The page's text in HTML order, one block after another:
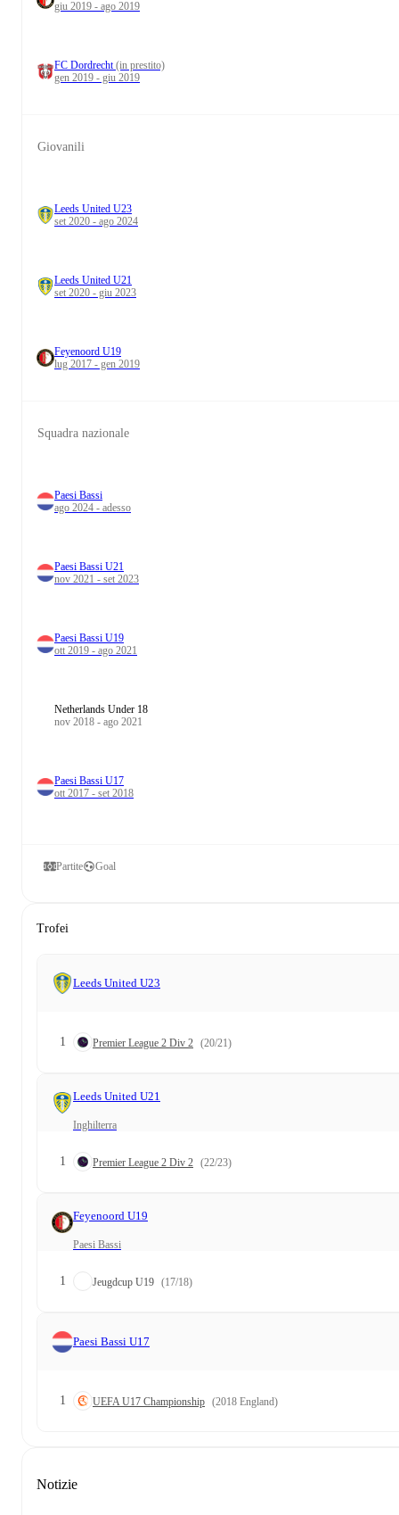
giu 2019 - ago 2019
FC Dordrecht(in prestito)
gen 2019 - giu 2019
Giovanili
Leeds United U23
set 2020 - ago 2024
Leeds United U21
set 2020 - giu 2023
Feyenoord U19
lug 2017 - gen 2019
Squadra nazionale
Paesi Bassi
ago 2024 - adesso
Paesi Bassi U21
nov 2021 - set 2023
Paesi Bassi U19
ott 2019 - ago 2021
Netherlands Under 18
nov 2018 - ago 2021
Paesi Bassi U17
ott 2017 - set 2018
Partite Goal
Trofei
Leeds United U23
1 Premier League 2 Div 2 (20/21)
Leeds United U21
Inghilterra
1 Premier League 2 Div 2 (22/23)
Feyenoord U19
Paesi Bassi
1 Jeugdcup U19 (17/18)
Paesi Bassi U17
1 UEFA U17 Championship (2018 England)
Notizie